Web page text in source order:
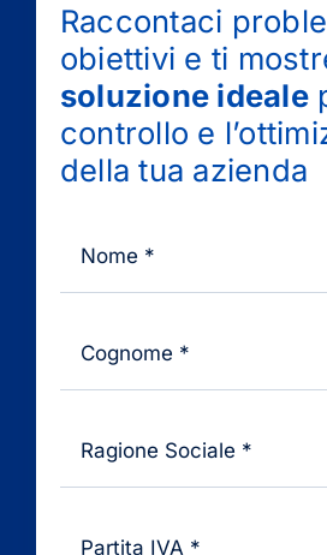
Raccontaci
obiettivi e ti
soluzione ideale
controllo e
della tua azienda